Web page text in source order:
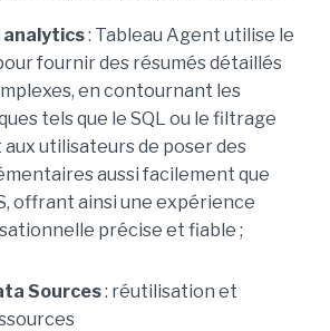
: Tableau Agent utilise le
fournir des résumés détaillés
en contournant les
tels que le SQL ou le filtrage
utilisateurs de poser des
aussi facilement que
offrant ainsi une expérience
précise et fiable ;
Sources: réutilisation et